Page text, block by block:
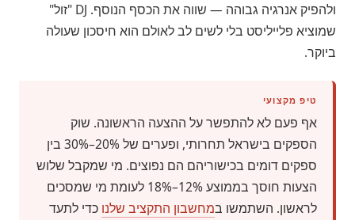
ולהפיק אנרגיה גבוהה — שווה את הכסף הנוסף. DJ "זול"
שמוציא פלייליסט בלי לשים לב לאולם הוא חיסכון שעולה
ביוקר.
טיפ מקצועי
אף פעם לא להתפשר על ההצעה הראשונה. שוק
הספקים בישראל תחרותי, ופערים של 20%–30% בין
ספקים דומים בכישוריהם הם נפוצים. מי שמקבל שלוש
הצעות חוסך בממוצע 12%–18% לעומת מי שמסכים
לראשון. השתמשו במחשבון התקציב שלנו כדי לתעד